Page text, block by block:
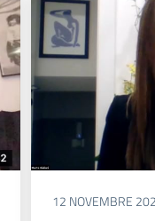
12 NOVEMBRE